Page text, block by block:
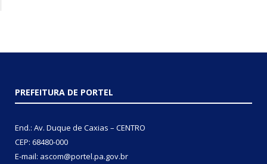
PREFEITURA DE PORTEL
End.: Av. Duque de Caxias – CENTRO
CEP: 68480-000
E-mail: ascom@portel.pa.gov.br